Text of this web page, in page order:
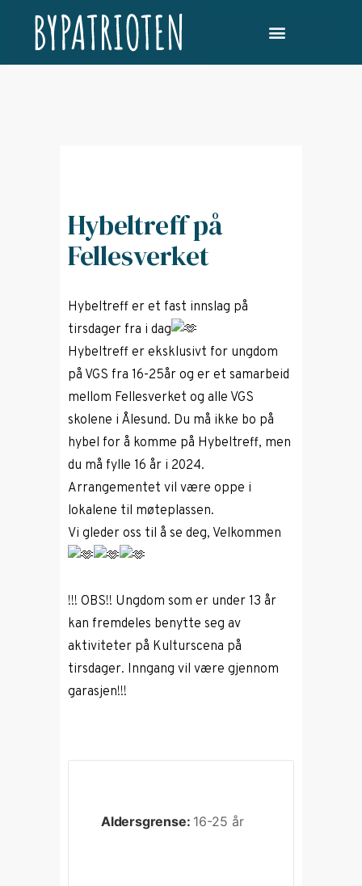
Hybeltreff på
Fellesverket
Hybeltreff er et fast innslag på
tirsdager fra i dag
Hybeltreff er eksklusivt for ungdom
på VGS fra 16-25år og er et samarbeid
mellom Fellesverket og alle VGS
skolene i Ålesund. Du må ikke bo på
hybel for å komme på Hybeltreff, men
du må fylle 16 år i 2024.
Arrangementet vil være oppe i
lokalene til møteplassen.
Vi gleder oss til å se deg, Velkommen
!!! OBS!! Ungdom som er under 13 år
kan fremdeles benytte seg av
aktiviteter på Kulturscena på
tirsdager. Inngang vil være gjennom
garasjen!!!
Aldersgrense: 16-25 år